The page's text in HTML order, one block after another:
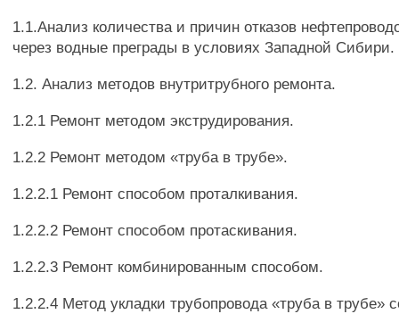
1.1.Анализ количества и причин отказов
через водные преграды в условиях Западной Сибири.
1.2. Анализ методов внутритрубного ремонта.
1.2.1 Ремонт методом экструдирования.
1.2.2 Ремонт методом «труба в трубе».
1.2.2.1 Ремонт способом проталкивания.
1.2.2.2 Ремонт способом протаскивания.
1.2.2.3 Ремонт комбинированным способом.
1.2.2.4 Метод укладки трубопровода «труба в трубе»